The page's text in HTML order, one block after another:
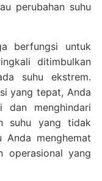
perubahan suhu
berfungsi untuk
ditimbulkan
suhu ekstrem.
yang tepat, Anda
dan menghindari
suhu yang tidak
Anda menghemat
operasional yang